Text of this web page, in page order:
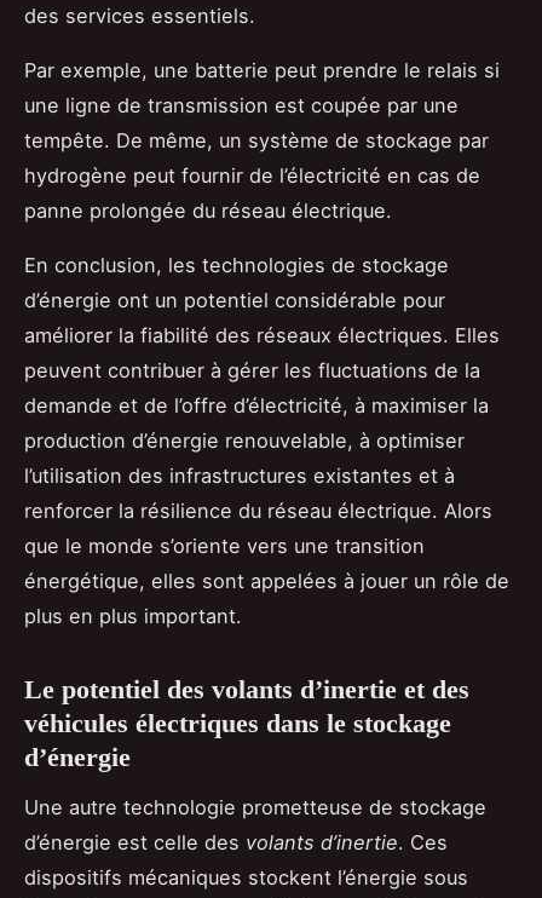
des services essentiels.
Par exemple, une batterie peut prendre le relais si
une ligne de transmission est coupée par une
tempête. De même, un système de stockage par
hydrogène peut fournir de l’électricité en cas de
panne prolongée du réseau électrique.
En conclusion, les technologies de stockage
d’énergie ont un potentiel considérable pour
améliorer la fiabilité des réseaux électriques. Elles
peuvent contribuer à gérer les fluctuations de la
demande et de l’offre d’électricité, à maximiser la
production d’énergie renouvelable, à optimiser
l’utilisation des infrastructures existantes et à
renforcer la résilience du réseau électrique. Alors
que le monde s’oriente vers une transition
énergétique, elles sont appelées à jouer un rôle de
plus en plus important.
Le potentiel des volants d’inertie et des
véhicules électriques dans le stockage
d’énergie
Une autre technologie prometteuse de stockage
d’énergie est celle des volants d’inertie. Ces
dispositifs mécaniques stockent l’énergie sous